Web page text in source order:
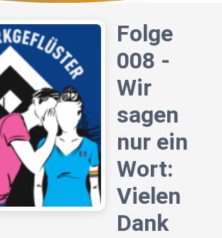
Folge
008 -
Wir
sagen
nur ein
Wort:
Vielen
Dank